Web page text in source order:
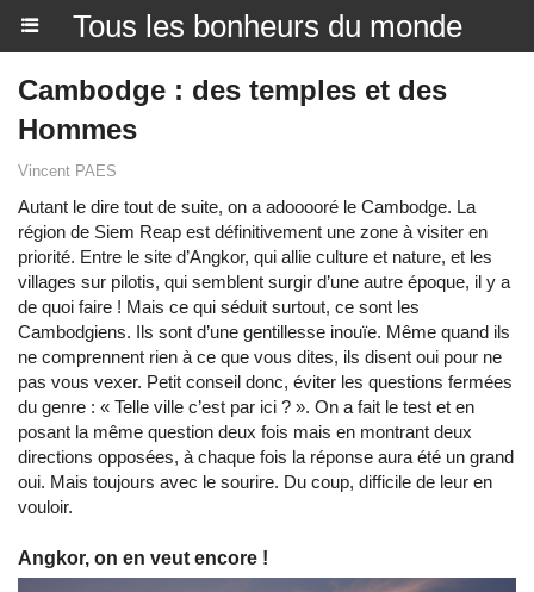
Tous les bonheurs du monde
Cambodge : des temples et des
Hommes
Vincent PAES
Autant le dire tout de suite, on a adooooré le Cambodge. La
région de Siem Reap est définitivement une zone à visiter en
priorité. Entre le site d’Angkor, qui allie culture et nature, et les
villages sur pilotis, qui semblent surgir d’une autre époque, il y a
de quoi faire ! Mais ce qui séduit surtout, ce sont les
Cambodgiens. Ils sont d’une gentillesse inouïe. Même quand ils
ne comprennent rien à ce que vous dites, ils disent oui pour ne
pas vous vexer. Petit conseil donc, éviter les questions fermées
du genre : « Telle ville c’est par ici ? ». On a fait le test et en
posant la même question deux fois mais en montrant deux
directions opposées, à chaque fois la réponse aura été un grand
oui. Mais toujours avec le sourire. Du coup, difficile de leur en
vouloir.
Angkor, on en veut encore !